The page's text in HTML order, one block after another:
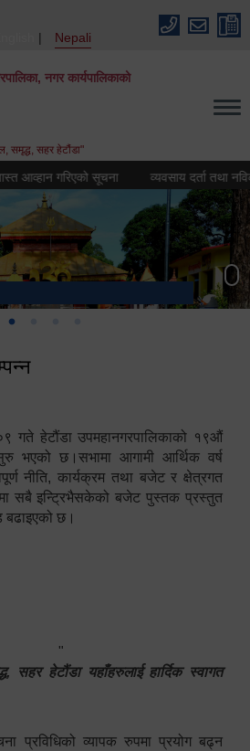
Nepali
नगर कार्यपालिकाको
समृद्ध, सहर हेटौंडा"
गरिएको सूचना व्यवसाय दर्ता तथा
कार्यालय
गते हेटौंडा उपमहानगरपालिकाको १९औं
भएको छ।सभामा आगामी आर्थिक वर्ष
नीति, कार्यक्रम तथा बजेट र क्षेत्रगत
सबै इन्ट्रिभैसकेको बजेट पुस्तक प्रस्तुत
बढाइएको छ।
सहर हेटौंडा यहाँहरुलाई हार्दिक स्वागत
प्रविधिको व्यापक रुपमा प्रयोग बढ्न